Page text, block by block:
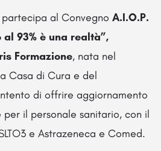
partecipa al Convegno A.I.O.P.
al 93% è una realtà”,
Formazione, nata nel
Casa di Cura e del
di offrire aggiornamento
il personale sanitario, con il
e Astrazeneca e Comed.